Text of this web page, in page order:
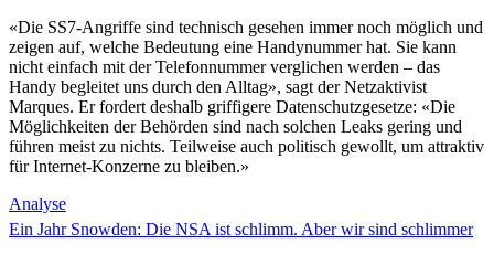
«Die SS7-Angriffe sind technisch gesehen immer noch möglich und
zeigen auf, welche Bedeutung eine Handynummer hat. Sie kann
nicht einfach mit der Telefonnummer verglichen werden – das
Handy begleitet uns durch den Alltag», sagt der Netzaktivist
Marques. Er fordert deshalb griffigere Datenschutzgesetze: «Die
Möglichkeiten der Behörden sind nach solchen Leaks gering und
führen meist zu nichts. Teilweise auch politisch gewollt, um attraktiv
für Internet-Konzerne zu bleiben.»
Analyse
Ein Jahr Snowden: Die NSA ist schlimm. Aber wir sind schlimmer